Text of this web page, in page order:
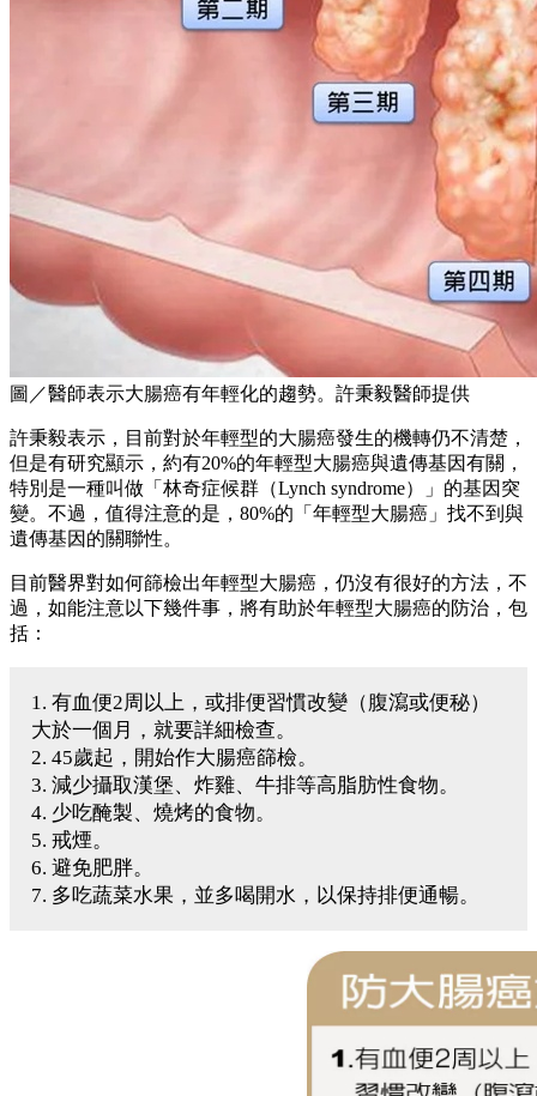
圖／醫師表示大腸癌有年輕化的趨勢。許秉毅醫師提供
許秉毅表示，目前對於年輕型的大腸癌發生的機轉仍不清楚，
但是有研究顯示，約有20%的年輕型大腸癌與遺傳基因有關，
特別是一種叫做「林奇症候群（Lynch syndrome）」的基因突
變。不過，值得注意的是，80%的「年輕型大腸癌」找不到與
遺傳基因的關聯性。
目前醫界對如何篩檢出年輕型大腸癌，仍沒有很好的方法，不
過，如能注意以下幾件事，將有助於年輕型大腸癌的防治，包
括：
1. 有血便2周以上，或排便習慣改變（腹瀉或便秘）
大於一個月，就要詳細檢查。
2. 45歲起，開始作大腸癌篩檢。
3. 減少攝取漢堡、炸雞、牛排等高脂肪性食物。
4. 少吃醃製、燒烤的食物。
5. 戒煙。
6. 避免肥胖。
7. 多吃蔬菜水果，並多喝開水，以保持排便通暢。